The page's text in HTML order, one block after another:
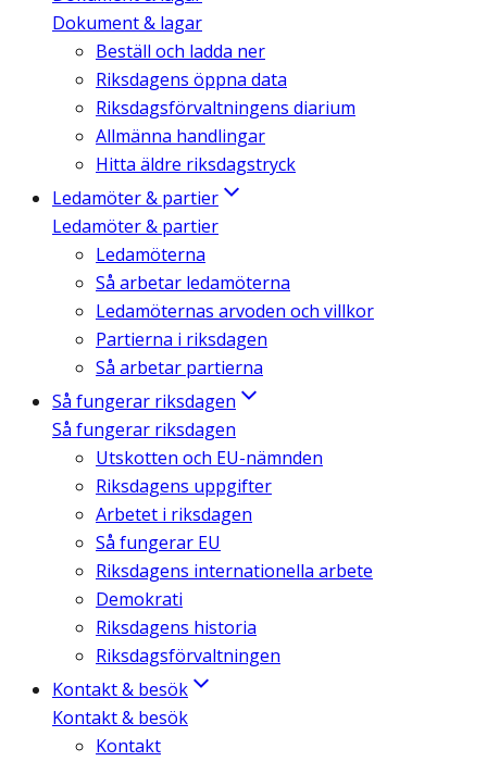
Dokument & lagar
Beställ och ladda ner
Riksdagens öppna data
Riksdagsförvaltningens diarium
Allmänna handlingar
Hitta äldre riksdagstryck
Ledamöter & partier
Ledamöter & partier
Ledamöterna
Så arbetar ledamöterna
Ledamöternas arvoden och villkor
Partierna i riksdagen
Så arbetar partierna
Så fungerar riksdagen
Så fungerar riksdagen
Utskotten och EU-nämnden
Riksdagens uppgifter
Arbetet i riksdagen
Så fungerar EU
Riksdagens internationella arbete
Demokrati
Riksdagens historia
Riksdagsförvaltningen
Kontakt & besök
Kontakt & besök
Kontakt